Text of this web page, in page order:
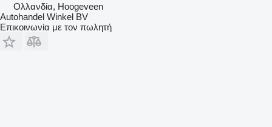
Ολλανδία, Hoogeveen
Autohandel Winkel BV
Επικοινωνία με τον πωλητή